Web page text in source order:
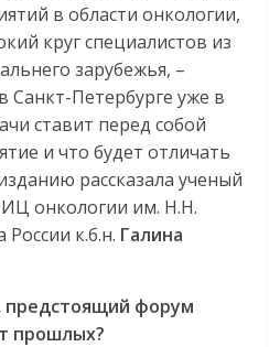
в области онкологии,
круг специалистов из
зарубежья, –
Санкт-Петербурге уже в
ставит перед собой
и что будет отличать
рассказала ученый
онкологии им. Н.Н.
к.б.н. Галина
предстоящий форум
прошлых?